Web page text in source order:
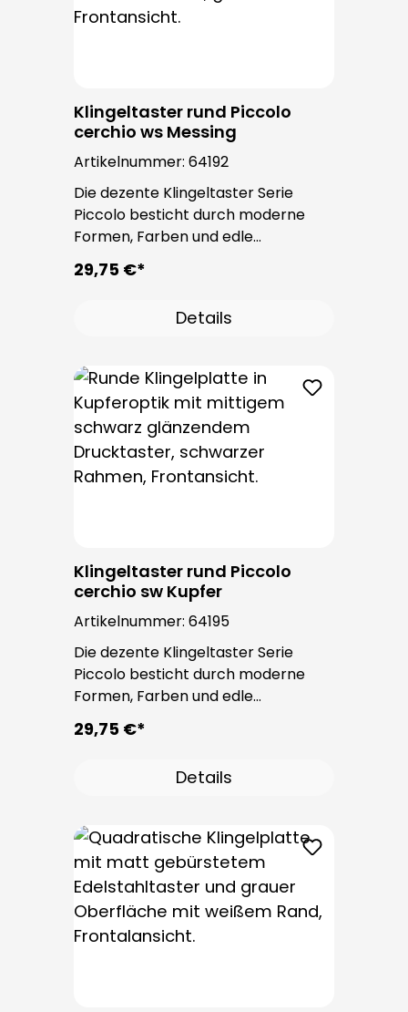
Klingeltaster rund Piccolo
cerchio ws Messing
Artikelnummer: 64192
Die dezente Klingeltaster Serie
Piccolo besticht durch moderne
Formen, Farben und edle
Oberflächen. Bei allen
Klingeltastern dieser Serie kommt
Einsatz. Die Leitungseinführung
sichtbar. Nach der Montage sind
keine Befestigungsschrauben
sichtbar.
29,75 €*
Details
Klingeltaster rund Piccolo
cerchio sw Kupfer
Artikelnummer: 64195
Die dezente Klingeltaster Serie
Piccolo besticht durch moderne
Formen, Farben und edle
Oberflächen. Bei allen
Klingeltastern dieser Serie kommt
Einsatz. Die Leitungseinführung
sichtbar. Nach der Montage sind
keine Befestigungsschrauben
sichtbar.
29,75 €*
Details